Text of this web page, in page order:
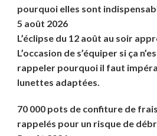
pourquoi elles sont
5 août 2026
L’éclipse du 12 août au soir
L’occasion de s’équiper si ça
rappeler pourquoi il faut
lunettes adaptées.
70 000 pots de confiture de
rappelés pour un risque de